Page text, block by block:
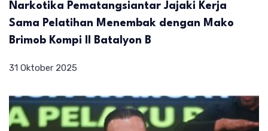
Narkotika Pematangsiantar Jajaki Kerja
Sama Pelatihan Menembak dengan Mako
Brimob Kompi II Batalyon B
31 Oktober 2025